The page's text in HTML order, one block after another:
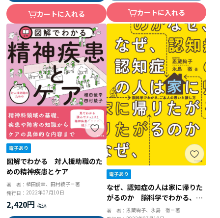
カートに入れる
カートに入れる
図解でわかる 対人援助職のた
めの精神疾患とケア
著 者：植田俊幸、田村綾子＝著
発行日：2022年07月10日
2,420円
なぜ、認知症の人は家に帰りた
がるのか 脳科学でわかる、ご
本人の思いと接し方
著 者： 恩蔵絢子、永島 徹＝著